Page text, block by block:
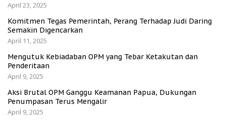
April 23, 2025
Komitmen Tegas Pemerintah, Perang Terhadap Judi Daring
Semakin Digencarkan
April 11, 2025
Mengutuk Kebiadaban OPM yang Tebar Ketakutan dan
Penderitaan
April 9, 2025
Aksi Brutal OPM Ganggu Keamanan Papua, Dukungan
Penumpasan Terus Mengalir
April 9, 2025